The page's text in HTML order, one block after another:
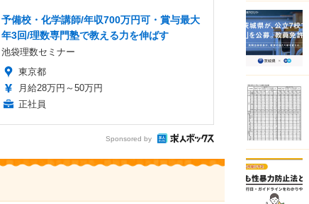
予備校・化学講師/年収700万円可・賞与最大
年3回/理数専門塾で教える力を伸ばす
池袋理数セミナー
東京都
月給28万円～50万円
正社員
Sponsored by